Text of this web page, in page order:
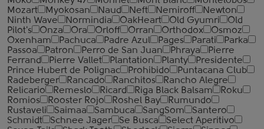
Mozart
Myokosan Naud Neft Nemiroff
Newton
Ninth Wave
Normindia OakHeart Old Gyumri
Old
Pilot's
Onza Ora Orloff Orran Orthodox
Osmoz
Oxenham
Pachuca Padre Azul Pages Parati
Parka
Passoa
Patron Perro de San Juan Phraya
Pierre
Ferrand
Pierre Vallet Plantation Planty
Presidente
Prince Hubert de Polignac
Prohibido
Puntacana Club
Radeberger
Rancado Ranchitos
Rancho Alegre
Relicario
Remeslo Ricard Riga Black Balsam
Roku
Romios
Rooster Rojo Roshel Bay
Rumundo
Rustaveli
Saimaa Sambuca SangSom
Santero
Schmidt
Schnee Jager Se Busca
Select Aperitivo